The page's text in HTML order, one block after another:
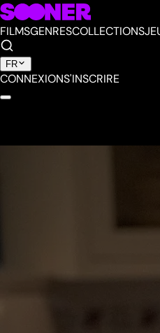
FILMSGENRESCOLLECTIONS
FR
CONNEXIONS'INSCRIRE